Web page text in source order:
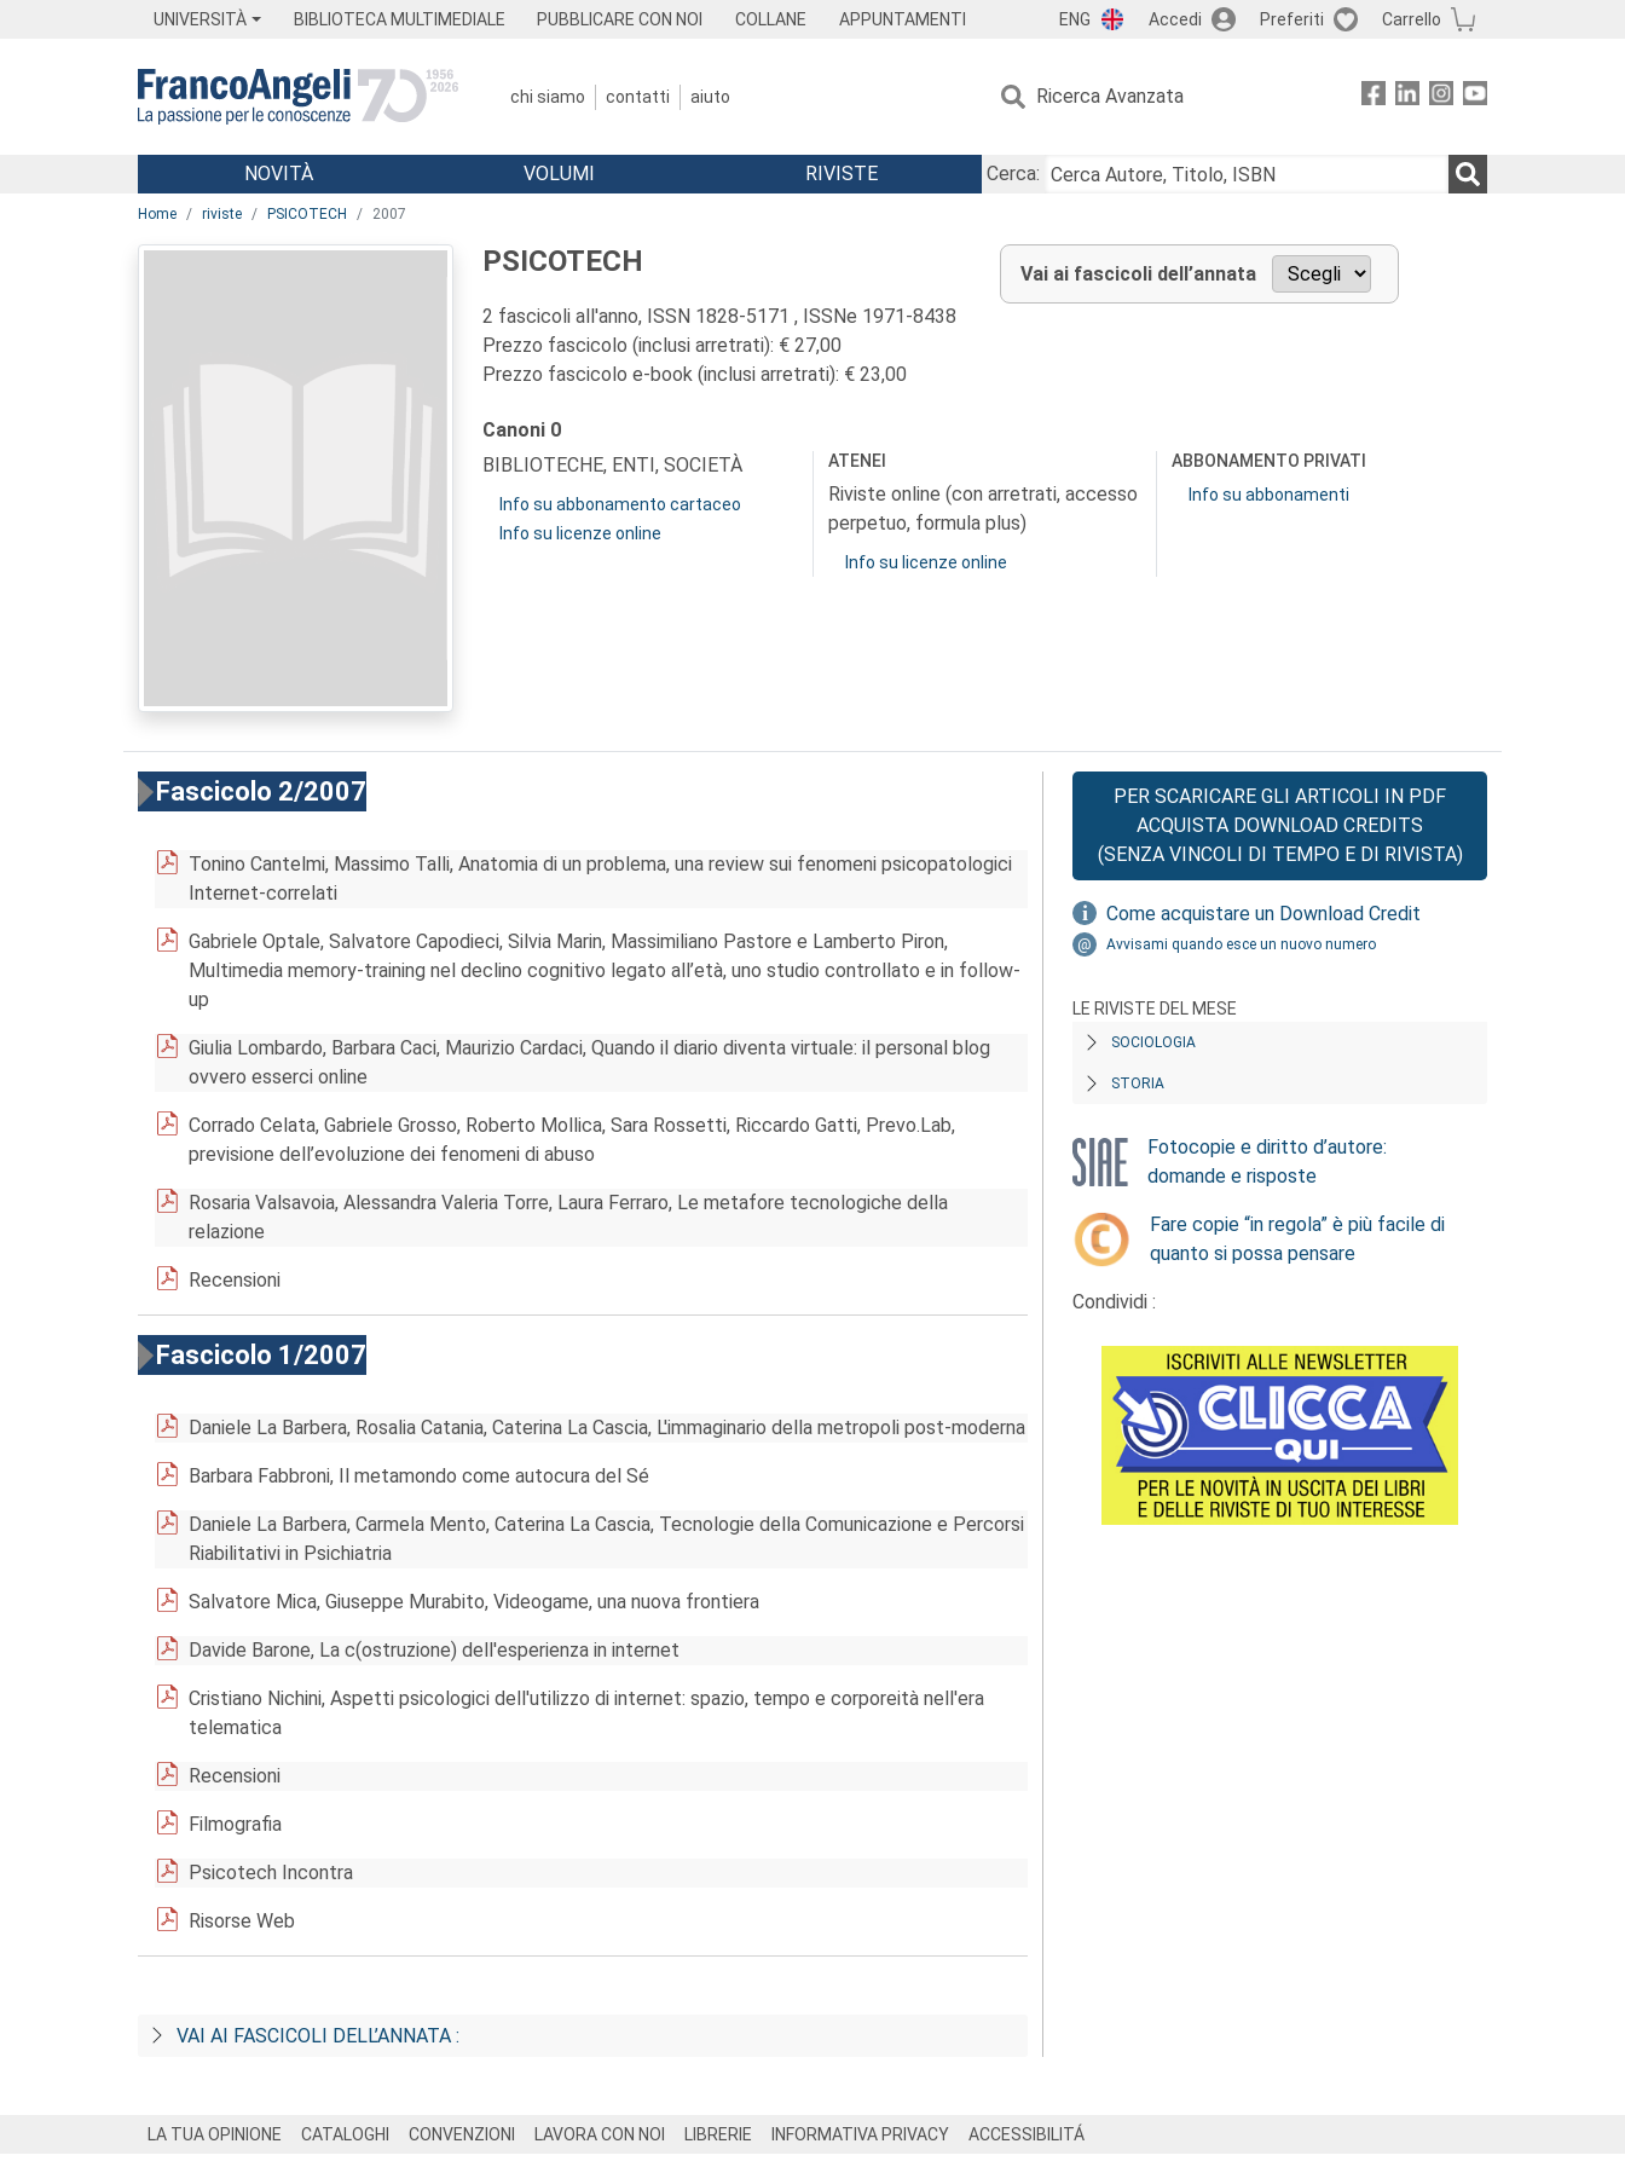
UNIVERSITÀ BIBLIOTECA MULTIMEDIALE PUBBLICARE CON NOI COLLANE APPUNTAMENTI ENG Accedi Preferiti Carrello
chi siamo contatti aiuto Ricerca Avanzata
Menu
NOVITÀ VOLUMI RIVISTE
Cerca:
Home riviste PSICOTECH 2007
PSICOTECH
2 fascicoli all'anno, ISSN 1828-5171 , ISSNe 1971-8438
Prezzo fascicolo (inclusi arretrati): € 27,00
Prezzo fascicolo e-book (inclusi arretrati): € 23,00
Vai ai fascicoli dell’annata
Canoni 0
BIBLIOTECHE, ENTI, SOCIETÀ
Info su abbonamento cartaceo
Info su licenze online
ATENEI
Riviste online (con arretrati, accesso
perpetuo, formula plus)
Info su licenze online
ABBONAMENTO PRIVATI
Info su abbonamenti
Fascicolo 2/2007
Tonino Cantelmi, Massimo Talli, Anatomia di un problema, una review sui fenomeni psicopatologici
Internet-correlati
Gabriele Optale, Salvatore Capodieci, Silvia Marin, Massimiliano Pastore e Lamberto Piron,
Multimedia memory-training nel declino cognitivo legato all’età, uno studio controllato e in follow-
up
Giulia Lombardo, Barbara Caci, Maurizio Cardaci, Quando il diario diventa virtuale: il personal blog
ovvero esserci online
Corrado Celata, Gabriele Grosso, Roberto Mollica, Sara Rossetti, Riccardo Gatti, Prevo.Lab,
previsione dell’evoluzione dei fenomeni di abuso
Rosaria Valsavoia, Alessandra Valeria Torre, Laura Ferraro, Le metafore tecnologiche della
relazione
Recensioni
Fascicolo 1/2007
Daniele La Barbera, Rosalia Catania, Caterina La Cascia, L'immaginario della metropoli post-moderna
Barbara Fabbroni, Il metamondo come autocura del Sé
Daniele La Barbera, Carmela Mento, Caterina La Cascia, Tecnologie della Comunicazione e Percorsi
Riabilitativi in Psichiatria
Salvatore Mica, Giuseppe Murabito, Videogame, una nuova frontiera
Davide Barone, La c(ostruzione) dell'esperienza in internet
Cristiano Nichini, Aspetti psicologici dell'utilizzo di internet: spazio, tempo e corporeità nell'era
telematica
Recensioni
Filmografia
Psicotech Incontra
Risorse Web
VAI AI FASCICOLI DELL’ANNATA :
PER SCARICARE GLI ARTICOLI IN PDF
ACQUISTA DOWNLOAD CREDITS
(SENZA VINCOLI DI TEMPO E DI RIVISTA)
Come acquistare un Download Credit
Avvisami quando esce un nuovo numero
LE RIVISTE DEL MESE
SOCIOLOGIA
STORIA
Fotocopie e diritto d’autore:
domande e risposte
Fare copie “in regola” è più facile di
quanto si possa pensare
Condividi :
LA TUA OPINIONE CATALOGHI CONVENZIONI LAVORA CON NOI LIBRERIE INFORMATIVA PRIVACY ACCESSIBILITÁ